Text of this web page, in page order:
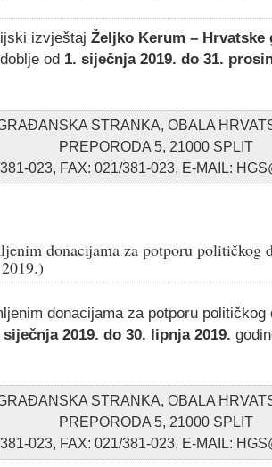
izvještaj Željko Kerum – Hrvatske
od 1. siječnja 2019. do 31.
STRANKA, OBALA
PREPORODA 5, 21000 SPLIT
023, FAX: 021/381-023, E-MAIL:
donacijama za potporu političkog
donacijama za potporu političkog
siječnja 2019. do 30. lipnja 2019.
STRANKA, OBALA
PREPORODA 5, 21000 SPLIT
023, FAX: 021/381-023, E-MAIL: